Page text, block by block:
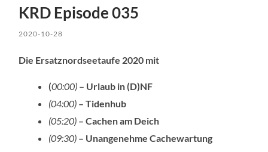
KRD Episode 035
2020-10-28
Die Ersatznordseetaufe 2020 mit
(00:00) – Urlaub in (D)NF
(04:00) – Tidenhub
(05:20) – Cachen am Deich
(09:30) – Unangenehme Cachewartung